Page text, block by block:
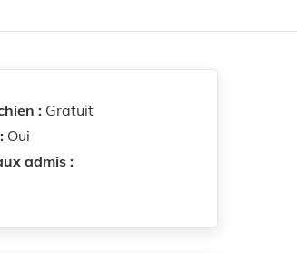
: Gratuit
Oui
admis :